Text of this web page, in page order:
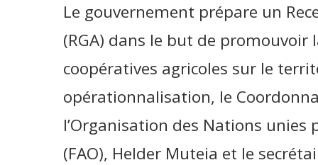
Le gouvernement prépare un
(RGA) dans le but de
coopératives agricoles sur le
opérationnalisation, le
l’Organisation des Nations
(FAO), Helder Muteia et le